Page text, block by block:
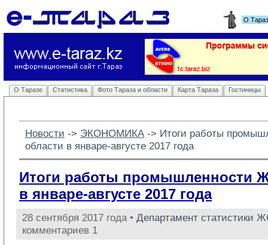
О
О Таразе Статистика Фото Тараза и области Карта Тараза Гостиницы
Новости -> ЭКОНОМИКА -> Итоги работы
области в январе-августе 2017 года
Итоги работы промышленности
в январе-августе 2017 года
28 сентября 2017 года • Департамент статистики
комментариев 1